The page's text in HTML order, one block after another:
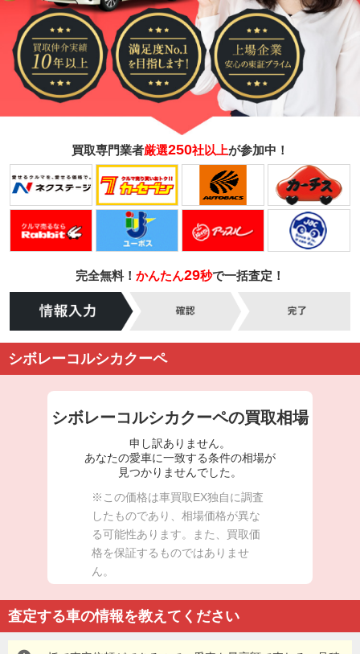
買取専門業者厳選250社以上が参加中！
完全無料！ かんたん29秒で一括査定！
シボレーコルシカクーペ
シボレーコルシカクーペの買取相場
申し訳ありません。
あなたの愛車に一致する条件の相場が
見つかりませんでした。
※この価格は車買取EX独自に調査
したものであり、相場価格が異な
る可能性あります。また、買取価
格を保証するものではありませ
ん。
査定する車の情報を教えてください